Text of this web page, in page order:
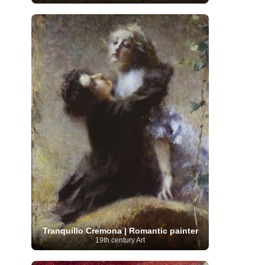
Singaporean Art
Sitemaps (80) Slovak
art (1) Slovenian Art (1) Sotheby's (15)
South
African Art
(8) Spanish Art
(273)
Surrealism
(441) Swedish Art (58)
Swiss Art
(63) Symbolist Art (152)
Syrian Artist (3) Taiwanese Artist (11)
Tate
Britain
(7) Thailand Artist (2)
The Samuel
Kress Collection
(1) Tibetan Artist (2) Turkish
art
(23) Uffizi Gallery (16)
Ukrainian Art
(96)
Unesco Uruguayan Artist (3)
Uzbekistan Art (1) Van Gogh Museum (15)
Vatican Museums
Venezuelan Art (6)
Verist painter
Victoria and Albert
Museum (1) Vietnamese Art (26) Vincent
van Gogh (49) Wassily Kandinsky (25)
Welsh Art (1) Whitney Museum of American Art
(1) Women Artists (1109) Youtube
(68)
Tranquillo Cremona | Romantic painter
19th century Art